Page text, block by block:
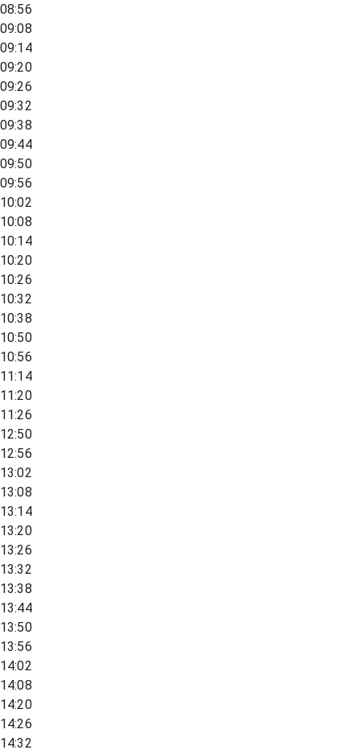
08:56
09:08
09:14
09:20
09:26
09:32
09:38
09:44
09:50
09:56
10:02
10:08
10:14
10:20
10:26
10:32
10:38
10:50
10:56
11:14
11:20
11:26
12:50
12:56
13:02
13:08
13:14
13:20
13:26
13:32
13:38
13:44
13:50
13:56
14:02
14:08
14:20
14:26
14:32